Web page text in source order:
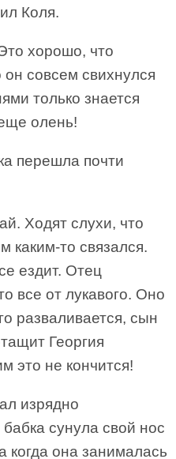
Коля.
хорошо, что
совсем свихнулся
только знается
олень!
перешла почти
Ходят слухи, что
каким-то связался.
ездит. Отец
все от лукавого. Оно
разваливается, сын
Георгия
это не кончится!
изрядно
сунула свой нос
когда она занималась